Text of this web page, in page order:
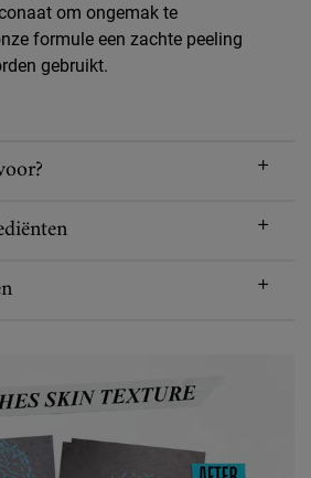
om ongemak te
formule een zachte peeling
gebruikt.